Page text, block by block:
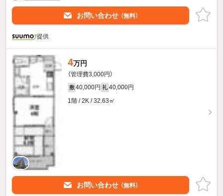
お問い合わせ （無料）
提供
4万円
（管理費3,000円）
敷 40,000円 礼 40,000円
1階 / 2K / 32.63㎡
お問い合わせ （無料）